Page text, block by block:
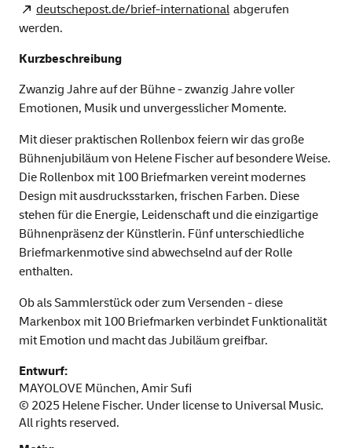
deutschepost.de/brief-international abgerufen
werden.
Kurzbeschreibung
Zwanzig Jahre auf der Bühne - zwanzig Jahre voller
Emotionen, Musik und unvergesslicher Momente.
Mit dieser praktischen Rollenbox feiern wir das große
Bühnenjubiläum von Helene Fischer auf besondere Weise.
Die Rollenbox mit 100 Briefmarken vereint modernes
Design mit ausdrucksstarken, frischen Farben. Diese
stehen für die Energie, Leidenschaft und die einzigartige
Bühnenpräsenz der Künstlerin. Fünf unterschiedliche
Briefmarkenmotive sind abwechselnd auf der Rolle
enthalten.
Ob als Sammlerstück oder zum Versenden - diese
Markenbox mit 100 Briefmarken verbindet Funktionalität
mit Emotion und macht das Jubiläum greifbar.
Entwurf:
MAYOLOVE München, Amir Sufi
© 2025 Helene Fischer. Under license to Universal Music.
All rights reserved.